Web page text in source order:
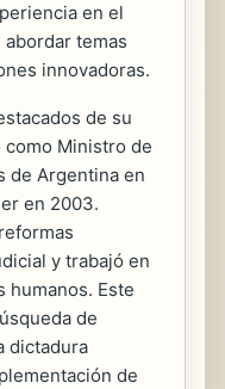
en el
temas
innovadoras.
de su
Ministro de
de Argentina en
en 2003.
y trabajó en
humanos. Este
de
dictadura
de